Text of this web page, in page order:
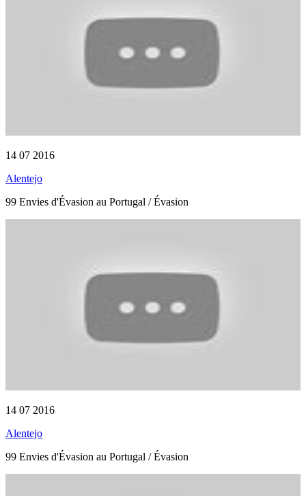
14 07 2016
Alentejo
99 Envies d'Évasion au Portugal / Évasion
14 07 2016
Alentejo
99 Envies d'Évasion au Portugal / Évasion